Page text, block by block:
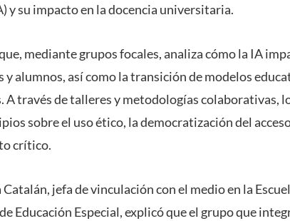
y su impacto en la docencia universitaria.
mediante grupos focales, analiza cómo la IA
y alumnos, así como la transición de modelos
A través de talleres y metodologías colaborativas,
sobre el uso ético, la democratización del
crítico.
jefa de vinculación con el medio en la
Educación Especial, explicó que el grupo que